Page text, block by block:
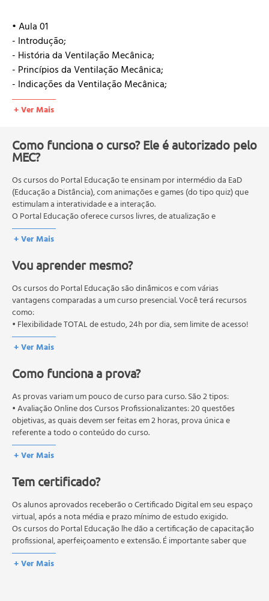
• Aula 01
- Introdução;
- História da Ventilação Mecânica;
- Princípios da Ventilação Mecânica;
- Indicações da Ventilação Mecânica;
- Ventilação Mecânica Invasiva;
- Respiração Fisiológica;
- Noções de Mecânica Respiratória;
- O Ciclo Ventilatório;
- Ciclagem do Ventilador;
• Aula 02
- Modos Alternativos de Ventilação Mecânica;
- Qual é o Modo?;
- Ventilação Proporcional Assistida;
- Aplicações Clínicas;
- Benefícios APRV e Modo Bifásico;
- Ventilação de Alta Frequência Oscilatória;
• Aula 03
- Doença Pulmonar Obstrutiva Crônica;
- Estratégia Ventilatória;
- Síndrome do Desconforto Respiratório Agudo;
- Heliox;
- Desmame da Ventilação Mecânica;
- Critérios de Desmame: Como Eles são Úteis?;
• Aula 04
- Ventilação Mecânica em Pacientes com Falência
Cardíaca;
- Determinantes do retorno Venoso;
- Efeitos da PEEP sobre o Retorno Venoso;
• Aula 05
+ Ver Mais
Como funciona o curso? Ele é autorizado pelo
MEC?
Os cursos do Portal Educação te ensinam por intermédio da EaD
(Educação a Distância), com animações e games (do tipo quiz) que
estimulam a interatividade e a interação.
O Portal Educação oferece cursos livres, de atualização e
qualificação profissional. São destinados a proporcionar ao
profissional conhecimentos que permitam o desenvolvimento de
O MEC (Ministério da Educação), trata da política nacional de
educação em geral, mas autoriza apenas cursos de graduação e
pós-graduação. Os cursos técnicos e profissionalizantes são
autorizados pelas Secretarias Estaduais de Educação.
+ Ver Mais
Vou aprender mesmo?
Os cursos do Portal Educação são dinâmicos e com várias
vantagens comparadas a um curso presencial. Você terá recursos
como:
• Flexibilidade TOTAL de estudo, 24h por dia, sem limite de acesso!
+ Ver Mais
Como funciona a prova?
As provas variam um pouco de curso para curso. São 2 tipos:
• Avaliação Online dos Cursos Profissionalizantes: 20 questões
objetivas, as quais devem ser feitas em 2 horas, prova única e
referente a todo o conteúdo do curso.
• Avaliação Online dos Cursos Livres: 10 questões objetivas, as quais
devem ser feitas em 1 hora, prova única e referente a todo o
Os estudos, atividades e avaliações devem ser feitos dentro do
A média final deve ser igual ou superior a 60%para a conclusão e
recebimento do certificado digital do curso. Em caso de reprovação,
o aluno poderá realizar novamente a prova dentro do período do
curso quantas vezes desejar. Os cursos gratuitos não possuem nova
prova, atividades reflexivas e descritivas.
+ Ver Mais
Tem certificado?
Os alunos aprovados receberão o Certificado Digital em seu espaço
virtual, após a nota média e prazo mínimo de estudo exigido.
Os cursos do Portal Educação lhe dão a certificação de capacitação
profissional, aperfeiçoamento e extensão. É importante saber que
esses títulos não se equivalem às certificações de cursos técnicos ou
de formação escolar, e não dão o direito de assumir
+ Ver Mais